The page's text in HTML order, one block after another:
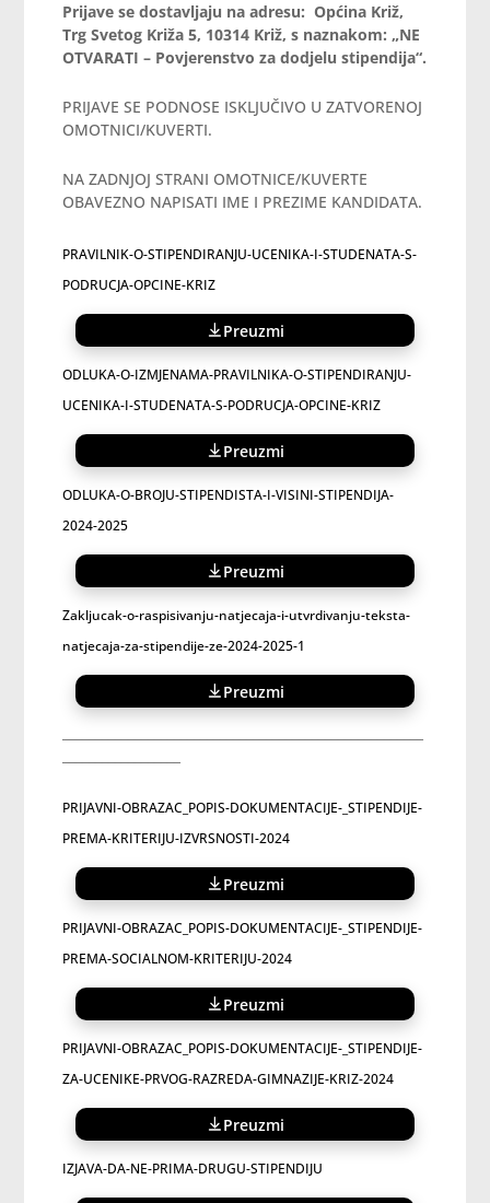
Prijave se dostavljaju na adresu: Općina Križ,
Trg Svetog Križa 5, 10314 Križ, s naznakom: „NE
OTVARATI – Povjerenstvo za dodjelu stipendija“.
PRIJAVE SE PODNOSE ISKLJUČIVO U ZATVORENOJ
OMOTNICI/KUVERTI.
NA ZADNJOJ STRANI OMOTNICE/KUVERTE
OBAVEZNO NAPISATI IME I PREZIME KANDIDATA.
PRAVILNIK-O-STIPENDIRANJU-UCENIKA-I-STUDENATA-S-
PODRUCJA-OPCINE-KRIZ
Preuzmi
ODLUKA-O-IZMJENAMA-PRAVILNIKA-O-STIPENDIRANJU-
UCENIKA-I-STUDENATA-S-PODRUCJA-OPCINE-KRIZ
Preuzmi
ODLUKA-O-BROJU-STIPENDISTA-I-VISINI-STIPENDIJA-
2024-2025
Preuzmi
Zakljucak-o-raspisivanju-natjecaja-i-utvrdivanju-teksta-
natjecaja-za-stipendije-ze-2024-2025-1
Preuzmi
PRIJAVNI-OBRAZAC_POPIS-DOKUMENTACIJE-_STIPENDIJE-
PREMA-KRITERIJU-IZVRSNOSTI-2024
Preuzmi
PRIJAVNI-OBRAZAC_POPIS-DOKUMENTACIJE-_STIPENDIJE-
PREMA-SOCIALNOM-KRITERIJU-2024
Preuzmi
PRIJAVNI-OBRAZAC_POPIS-DOKUMENTACIJE-_STIPENDIJE-
ZA-UCENIKE-PRVOG-RAZREDA-GIMNAZIJE-KRIZ-2024
Preuzmi
IZJAVA-DA-NE-PRIMA-DRUGU-STIPENDIJU